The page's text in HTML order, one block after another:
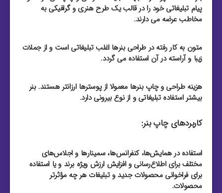
پیام تبلیغاتی خود را در قالب یک طرح هنری و گرافیکی به
مخاطب عرضه می دارند.
متون به کار رفته در طراحی بنرها اغلب تبلیغاتی است و از جملات
زیبا و آراسته در آن استفاده می گردد.
هزینه طراحی و چاپ بنرها معمولا از پوسترها ارزانتر هستند. بنر
بیشتر استفاده تبلیغاتی و از نوع بیرونی دارد.
کاربردهای چاپ بنر:
استفاده در همایش‌ها، کنفرانس‌ها، سمینارها و اجلاس‌های
مختلف برای اطلاع‌رسانی و افزایش ارزش ویژه برند و یا استفاده
برای فراخوانی محصولات جدید و تبلیغات هر چه مؤثرتر
محصولات.